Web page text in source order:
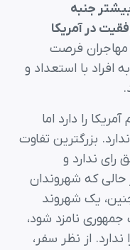
جنبه
در آمریکا
فرصت
افراد با استعداد و
را دارد اما
بزرگترین تفاوت
رای ندارد و
حالی که شهروندان
یک شهروند
نامزد شود،
ندارد. از نظر سفر،